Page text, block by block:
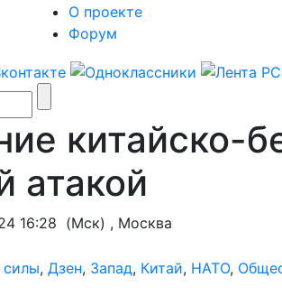
О проекте
Форум
китайско-
атакой
16:28 (Мск) , Москва
, Дзен, Запад, Китай, НАТО,